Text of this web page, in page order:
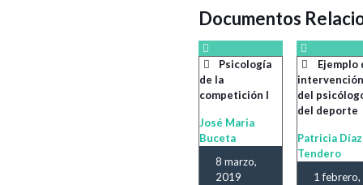
Documentos
Psicología
de la
competición I
José Maria
Buceta
8 marzo,
2019
Ejemplo
del
del deporte
Patricia Díaz
Tendero
1 febrero,